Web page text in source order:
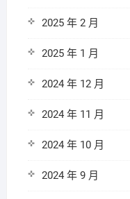
2025 年 2 月
2025 年 1 月
2024 年 12 月
2024 年 11 月
2024 年 10 月
2024 年 9 月